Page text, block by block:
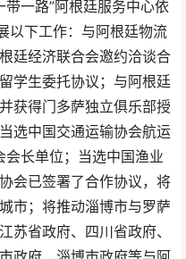
路”阿根廷服务中心依
以下工作：与阿根廷物流
廷经济联合会邀约洽谈合
学生委托协议；与阿根廷
获得门多萨独立俱乐部授
选中国交通运输协会航运
长单位；当选中国渔业
会已签署了合作协议，将
市；将推动淄博市与罗萨
苏省政府、四川省政府、